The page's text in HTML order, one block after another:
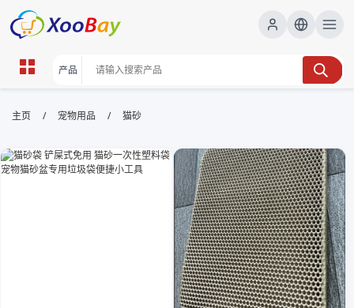
猫砂 | XOOBAY B2B/B2C Marketplace
高性价比猫砂，除臭抗粘，易清理，无尘配方
主页 / 宠物用品 / 猫砂